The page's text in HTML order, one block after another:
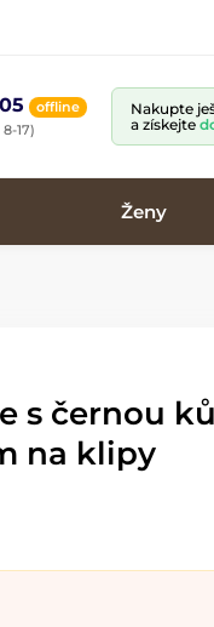
offline
17)
Nakupte
a získejte
Ženy
s černou
na klipy